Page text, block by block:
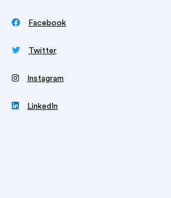
 Facebook
 Twitter
‍ Instagram
 LinkedIn